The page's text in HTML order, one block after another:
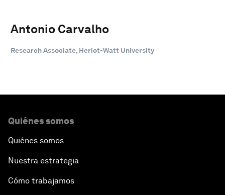
Antonio Carvalho
Research Associate, Heriot-Watt University
Quiénes somos
Quiénes somos
Nuestra estrategia
Cómo trabajamos